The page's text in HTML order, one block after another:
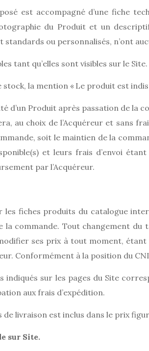
est accompagné d’une fiche
du Produit et un
standards ou personnalisés, n’ont
tant qu’elles sont visibles sur le Site.
stock, la mention « Le produit est
d’un Produit après passation de la
au choix de l’Acquéreur et sans
soit le maintien de la
et leurs frais d’envoi
par l’Acquéreur.
les fiches produits du catalogue
la commande. Tout changement du
ses prix à tout moment,
Conformément à la position du
indiqués sur les pages du Site
aux frais d’expédition.
de livraison est inclus dans le prix
sur Site.